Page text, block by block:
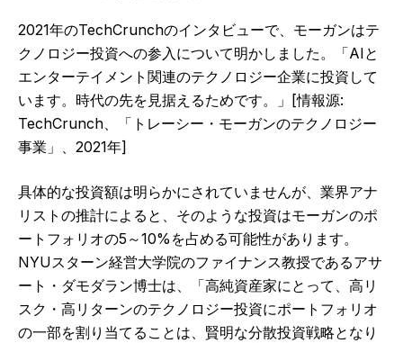
2021年のTechCrunchのインタビューで、モーガンはテ
クノロジー投資への参入について明かしました。「AIと
エンターテイメント関連のテクノロジー企業に投資して
います。時代の先を見据えるためです。」[情報源:
TechCrunch、「トレーシー・モーガンのテクノロジー
事業」、2021年]
具体的な投資額は明らかにされていませんが、業界アナ
リストの推計によると、そのような投資はモーガンのポ
ートフォリオの5～10%を占める可能性があります。
NYUスターン経営大学院のファイナンス教授であるアサ
ート・ダモダラン博士は、「高純資産家にとって、高リ
スク・高リターンのテクノロジー投資にポートフォリオ
の一部を割り当てることは、賢明な分散投資戦略となり